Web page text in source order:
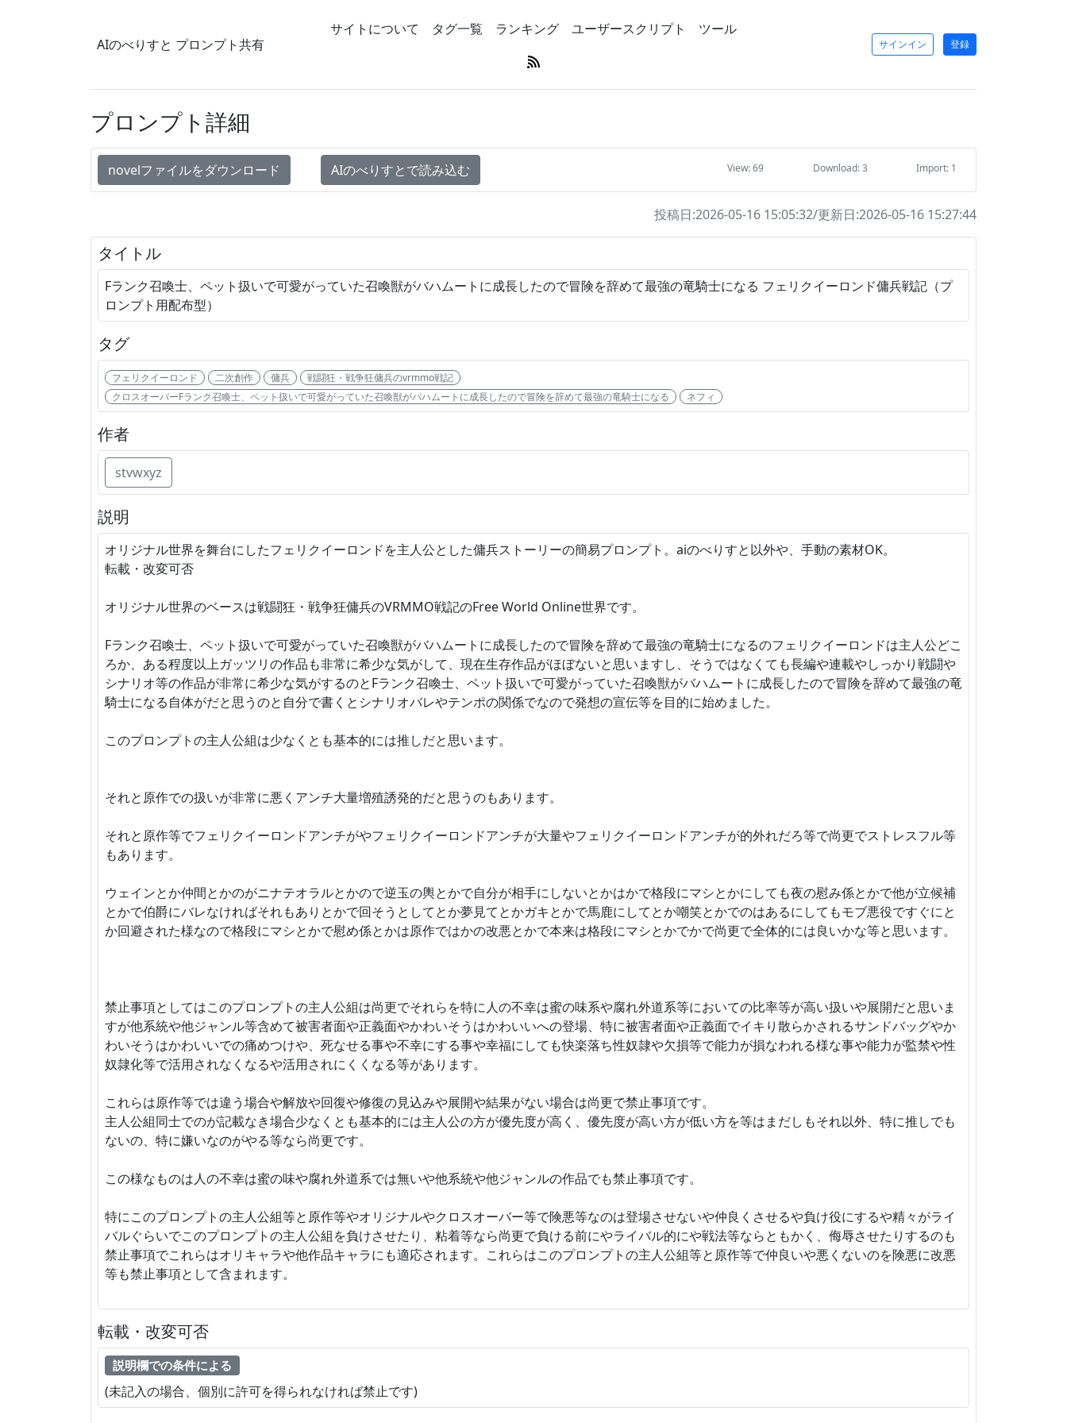
AIのべりすと プロンプト共有
サイトについて タグ一覧 ランキング ユーザースクリプト ツール
サインイン 登録
プロンプト詳細
novelファイルをダウンロード AIのべりすとで読み込む View: 69 Download: 3 Import: 1
投稿日:2026-05-16 15:05:32/更新日:2026-05-16 15:27:44
タイトル
Fランク召喚士、ペット扱いで可愛がっていた召喚獣がバハムートに成長したので冒険を辞めて最強の竜騎士になる フェリクイーロンド傭兵戦記（プ
ロンプト用配布型）
タグ
フェリクイーロンド 二次創作 傭兵
戦闘狂・戦争狂傭兵のvrmmo戦記
クロスオーバーFランク召喚士、ペット扱いで可愛がっていた召喚獣がバハムートに成長したので冒険を辞めて最強の竜騎士になる
ネフィ
作者
stvwxyz
説明
オリジナル世界を舞台にしたフェリクイーロンドを主人公とした傭兵ストーリーの簡易プロンプト。aiのべりすと以外や、手動の素材OK。
転載・改変可否
オリジナル世界のベースは戦闘狂・戦争狂傭兵のVRMMO戦記のFree World Online世界です。
Fランク召喚士、ペット扱いで可愛がっていた召喚獣がバハムートに成長したので冒険を辞めて最強の竜騎士になるのフェリクイーロンドは主人公どこ
ろか、ある程度以上ガッツリの作品も非常に希少な気がして、現在生存作品がほぼないと思いますし、そうではなくても長編や連載やしっかり戦闘や
シナリオ等の作品が非常に希少な気がするのとFランク召喚士、ペット扱いで可愛がっていた召喚獣がバハムートに成長したので冒険を辞めて最強の竜
騎士になる自体がだと思うのと自分で書くとシナリオバレやテンポの関係でなので発想の宣伝等を目的に始めました。
このプロンプトの主人公組は少なくとも基本的には推しだと思います。
それと原作での扱いが非常に悪くアンチ大量増殖誘発的だと思うのもあります。
それと原作等でフェリクイーロンドアンチがやフェリクイーロンドアンチが大量やフェリクイーロンドアンチが的外れだろ等で尚更でストレスフル等
もあります。
ウェインとか仲間とかのがニナテオラルとかので逆玉の輿とかで自分が相手にしないとかはかで格段にマシとかにしても夜の慰み係とかで他が立候補
とかで伯爵にバレなければそれもありとかで回そうとしてとか夢見てとかガキとかで馬鹿にしてとか嘲笑とかでのはあるにしてもモブ悪役ですぐにと
か回避された様なので格段にマシとかで慰め係とかは原作ではかの改悪とかで本来は格段にマシとかでかで尚更で全体的には良いかな等と思います。
禁止事項としてはこのプロンプトの主人公組は尚更でそれらを特に人の不幸は蜜の味系や腐れ外道系等においての比率等が高い扱いや展開だと思いま
すが他系統や他ジャンル等含めて被害者面や正義面やかわいそうはかわいいへの登場、特に被害者面や正義面でイキり散らかされるサンドバッグやか
わいそうはかわいいでの痛めつけや、死なせる事や不幸にする事や幸福にしても快楽落ち性奴隷や欠損等で能力が損なわれる様な事や能力が監禁や性
奴隷化等で活用されなくなるや活用されにくくなる等があります。
これらは原作等では違う場合や解放や回復や修復の見込みや展開や結果がない場合は尚更で禁止事項です。
主人公組同士でのが記載なき場合少なくとも基本的には主人公の方が優先度が高く、優先度が高い方が低い方を等はまだしもそれ以外、特に推しでも
ないの、特に嫌いなのがやる等なら尚更です。
この様なものは人の不幸は蜜の味や腐れ外道系では無いや他系統や他ジャンルの作品でも禁止事項です。
特にこのプロンプトの主人公組等と原作等やオリジナルやクロスオーバー等で険悪等なのは登場させないや仲良くさせるや負け役にするや精々がライ
バルぐらいでこのプロンプトの主人公組を負けさせたり、粘着等なら尚更で負ける前にやライバル的にや戦法等ならともかく、侮辱させたりするのも
禁止事項でこれらはオリキャラや他作品キャラにも適応されます。これらはこのプロンプトの主人公組等と原作等で仲良いや悪くないのを険悪に改悪
等も禁止事項として含まれます。
転載・改変可否
説明欄での条件による
(未記入の場合、個別に許可を得られなければ禁止です)